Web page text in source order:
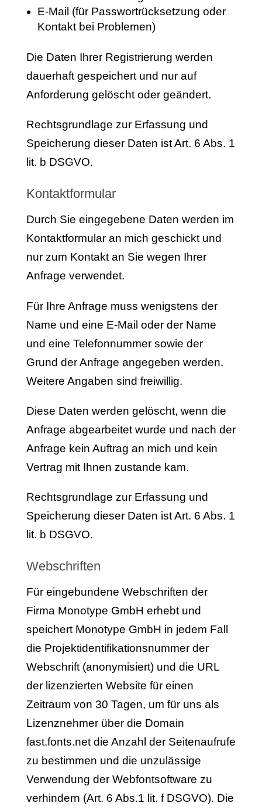
E-Mail (für Passwortrücksetzung oder
Kontakt bei Problemen)
Die Daten Ihrer Registrierung werden
dauerhaft gespeichert und nur auf
Anforderung gelöscht oder geändert.
Rechtsgrundlage zur Erfassung und
Speicherung dieser Daten ist Art. 6 Abs. 1
lit. b DSGVO.
Kontaktformular
Durch Sie eingegebene Daten werden im
Kontaktformular an mich geschickt und
nur zum Kontakt an Sie wegen Ihrer
Anfrage verwendet.
Für Ihre Anfrage muss wenigstens der
Name und eine E-Mail oder der Name
und eine Telefonnummer sowie der
Grund der Anfrage angegeben werden.
Weitere Angaben sind freiwillig.
Diese Daten werden gelöscht, wenn die
Anfrage abgearbeitet wurde und nach der
Anfrage kein Auftrag an mich und kein
Vertrag mit Ihnen zustande kam.
Rechtsgrundlage zur Erfassung und
Speicherung dieser Daten ist Art. 6 Abs. 1
lit. b DSGVO.
Webschriften
Für eingebundene Webschriften der
Firma Monotype GmbH erhebt und
speichert Monotype GmbH in jedem Fall
die Projektidentifikationsnummer der
Webschrift (anonymisiert) und die URL
der lizenzierten Website für einen
Zeitraum von 30 Tagen, um für uns als
Lizenznehmer über die Domain
fast.fonts.net die Anzahl der Seitenaufrufe
zu bestimmen und die unzulässige
Verwendung der Webfontsoftware zu
verhindern (Art. 6 Abs.1 lit. f DSGVO). Die